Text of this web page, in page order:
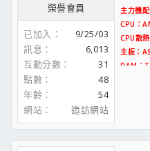
CPU散
主板：
RAM：
系統碟1
資料碟3
榮譽會員
已加入
9/25/03
訊息
6,013
互動分數
31
點數
48
年齡
54
網站
造訪網站
主力機
CPU：
CPU散
主板：
RAM：